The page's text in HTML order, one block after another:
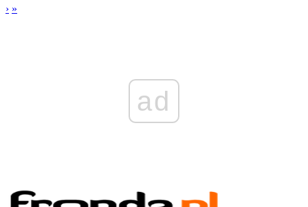
› »
ad